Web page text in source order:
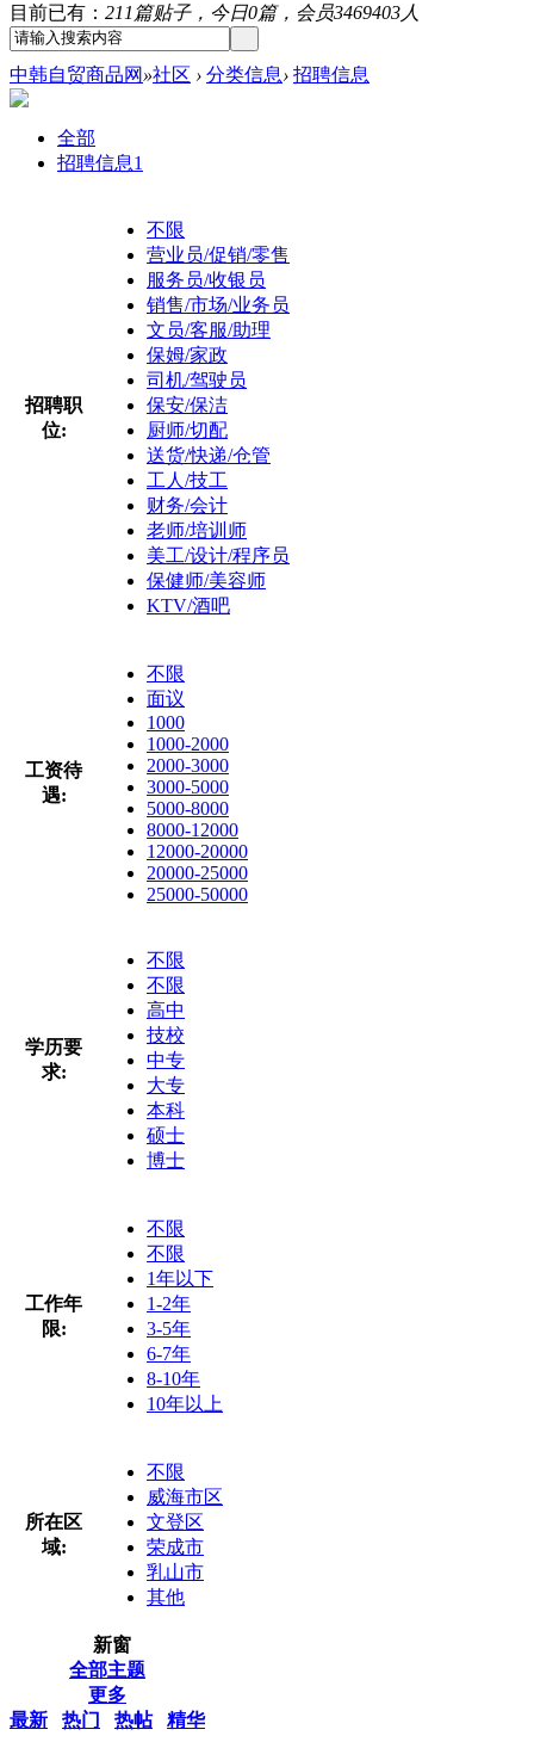
目前已有： 211篇贴子，今日0篇，会员3469403人
中韩自贸商品网 »社区 › 分类信息› 招聘信息
全部
招聘信息1
招聘职
位:
不限
营业员/促销/零售
服务员/收银员
销售/市场/业务员
文员/客服/助理
保姆/家政
司机/驾驶员
保安/保洁
厨师/切配
送货/快递/仓管
工人/技工
财务/会计
老师/培训师
美工/设计/程序员
保健师/美容师
KTV/酒吧
工资待
遇:
不限
面议
1000
1000-2000
2000-3000
3000-5000
5000-8000
8000-12000
12000-20000
20000-25000
25000-50000
学历要
求:
不限
不限
高中
技校
中专
大专
本科
硕士
博士
工作年
限:
不限
不限
1年以下
1-2年
3-5年
6-7年
8-10年
10年以上
所在区
域:
不限
威海市区
文登区
荣成市
乳山市
其他
新窗
全部主题
更多
最新
热门 热帖 精华